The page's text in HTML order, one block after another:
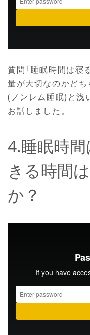
質問「睡眠時間は
量が大切なのかどち
(ノンレム睡眠)と浅
お話しました。
4.睡眠時
きる時間
か？